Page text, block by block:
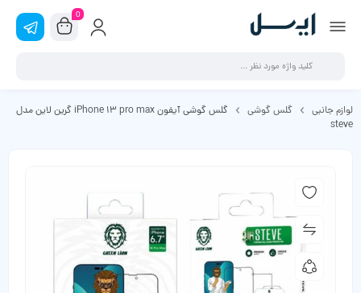
0
لوازم جانبی گلس گوشی
گلس گوشی آیفون iPhone 13 pro max گرین لاین مدل
steve